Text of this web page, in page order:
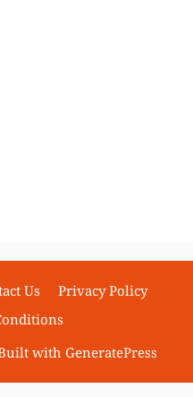
Us
Privacy Policy
with GeneratePress